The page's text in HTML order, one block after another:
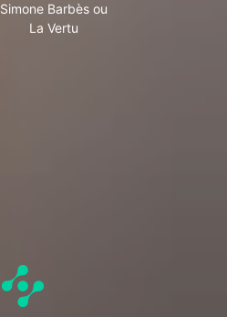
Simone Barbès ou
La Vertu